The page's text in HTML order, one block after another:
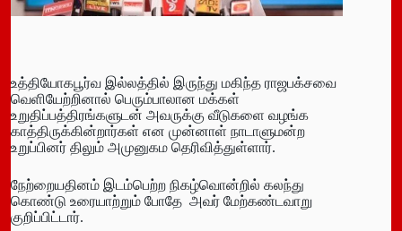
உத்தியோகபூர்வ இல்லத்தில் இருந்து மகிந்த ராஜபக்சவை
வெளியேற்றினால் பெரும்பாலான மக்கள்
உறுதிப்பத்திரங்களுடன் அவருக்கு வீடுகளை வழங்க
காத்திருக்கின்றார்கள் என முன்னாள் நாடாளுமன்ற
உறுப்பினர் திலும் அமுனுகம தெரிவித்துள்ளார்.
நேற்றையதினம் இடம்பெற்ற நிகழ்வொன்றில் கலந்து
கொண்டு உரையாற்றும் போதே அவர் மேற்கண்டவாறு
குறிப்பிட்டார்.